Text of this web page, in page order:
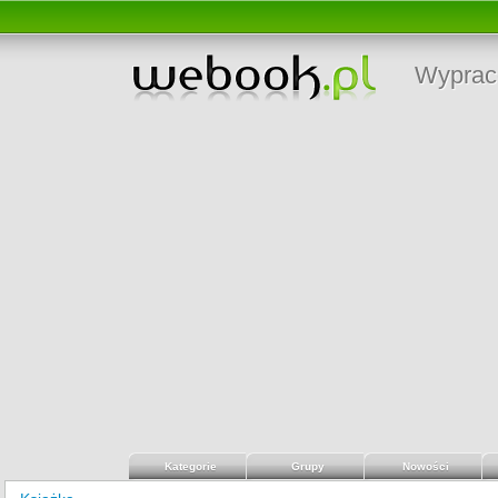
Kategorie Grupy Nowości